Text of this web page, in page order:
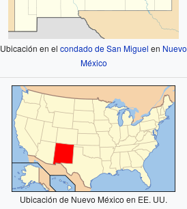
Ubicación en elcondado de San Miguel en Nuevo
México
Ubicación de Nuevo México en EE. UU.